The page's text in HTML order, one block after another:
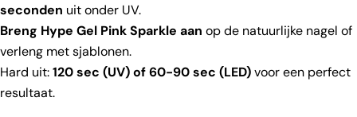
seconden uit onder UV.
Breng Hype Gel Pink Sparkle aan op de natuurlijke nagel of
verleng met sjablonen.
Hard uit:120 sec (UV) of 60-90 sec (LED)voor een perfect
resultaat.